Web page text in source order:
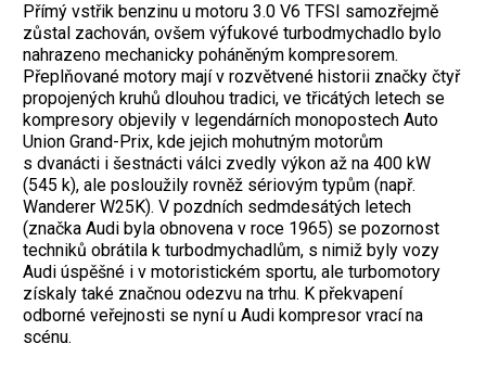
Přímý vstřik benzinu u motoru 3.0 V6 TFSI samozřejmě
zůstal zachován, ovšem výfukové turbodmychadlo bylo
nahrazeno mechanicky poháněným kompresorem.
Přeplňované motory mají v rozvětvené historii značky čtyř
propojených kruhů dlouhou tradici, ve třicátých letech se
kompresory objevily v legendárních monopostech Auto
Union Grand-Prix, kde jejich mohutným motorům
s dvanácti i šestnácti válci zvedly výkon až na 400 kW
(545 k), ale posloužily rovněž sériovým typům (např.
Wanderer W25K). V pozdních sedmdesátých letech
(značka Audi byla obnovena v roce 1965) se pozornost
techniků obrátila k turbodmychadlům, s nimiž byly vozy
Audi úspěšné i v motoristickém sportu, ale turbomotory
získaly také značnou odezvu na trhu. K překvapení
odborné veřejnosti se nyní u Audi kompresor vrací na
scénu.